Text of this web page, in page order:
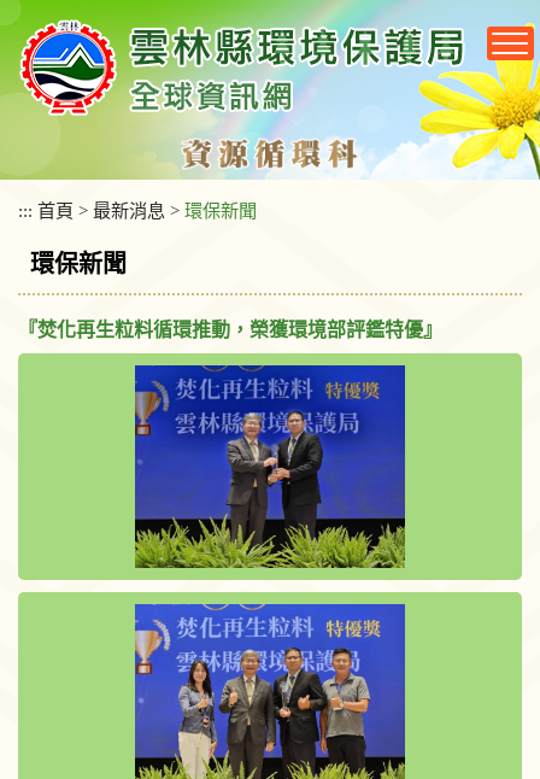
要
::: 首頁 > 最新消息 > 環保新聞
環保新聞
『焚化再生粒料循環推動，榮獲環境部評鑑特優』